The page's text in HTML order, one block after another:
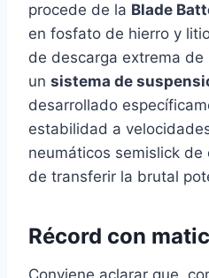
procede de la Blade
en fosfato de hierro y
de descarga extrema
un sistema de
desarrollado
estabilidad a
neumáticos semislick de
de transferir la brutal
Récord con